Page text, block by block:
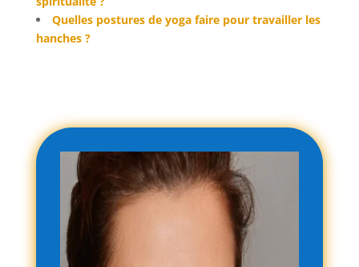
Quelles postures de yoga faire pour travailler les
hanches ?